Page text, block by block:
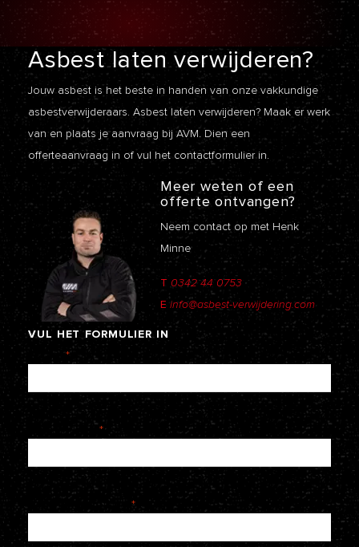
Asbest latenverwijderen?
Jouw asbest is het beste in handen van onze vakkundige
asbestverwijderaars. Asbest laten verwijderen? Maak er werk
van en plaats je aanvraag bij AVM. Dien een
offerteaanvraag in of vul het contactformulier in.
Meer weten of een
offerte ontvangen?
Neem contact op met Henk
Minne
T 0342 44 0753
E info@asbest-verwijdering.com
VUL HET FORMULIER IN
Naam *
E-mailadres *
Telefoonnummer *